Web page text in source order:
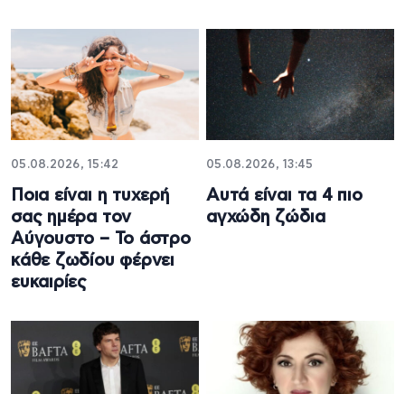
05.08.2026, 15:42
Ποια είναι η τυχερή
σας ημέρα τον
Αύγουστο – Το άστρο
κάθε ζωδίου φέρνει
ευκαιρίες
05.08.2026, 13:45
Αυτά είναι τα 4 πιο
αγχώδη ζώδια